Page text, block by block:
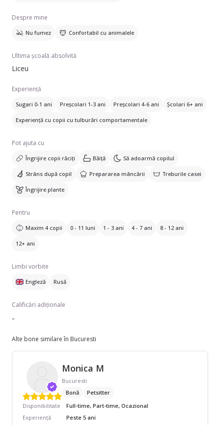
Despre mine
Nu fumez Confortabil cu animalele
Ultima școală absolvită
Liceu
Experiență
Sugari 0-1 ani Preșcolari 1-3 ani Preșcolari 4-6 ani Școlari 6+ ani
Experiență cu copii cu tulburări comportamentale
Pot ajuta cu
Îngrijire copii răciți Băiță Să adoarmă copilul
Strâns după copil Prepararea mâncării Treburile casei
Îngrijire plante
Pentru
Maxim 4 copii 0 - 11 luni 1 - 3 ani 4 - 7 ani 8 - 12 ani
12+ ani
Limbi vorbite
Engleză Rusă
Calificări adiționale
-
Alte bone similare în Bucuresti
Monica M
Bucuresti
Bonă
Petsitter
Disponibilitate
Full-time, Part-time, Ocazional
Experiență
Peste 5 ani